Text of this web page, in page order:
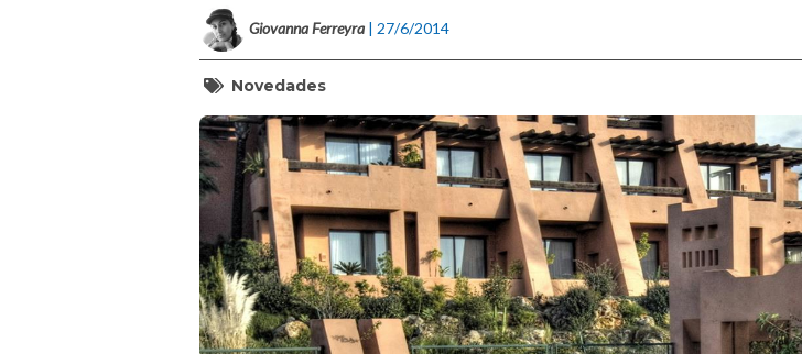
Giovanna Ferreyra | 27/6/2014
Novedades